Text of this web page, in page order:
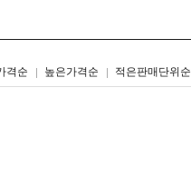
격순 높은가격순 적은판매단위순